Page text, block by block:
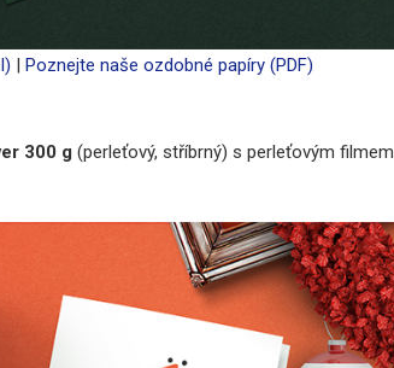
| Poznejte naše ozdobné papíry (PDF)
300 g (perleťový, stříbrný) s perleťovým filmem